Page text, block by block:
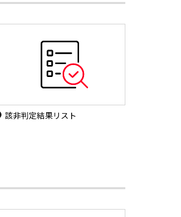
該非判定結果リスト